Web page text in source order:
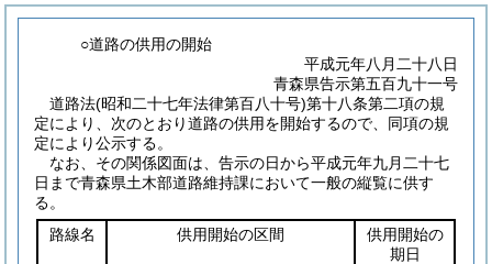
○道路の供用の開始
平成元年八月二十八日
青森県告示第五百九十一号
道路法(昭和二十七年法律第百八十号)第十八条第二項の規
定により、次のとおり道路の供用を開始するので、同項の規
定により公示する。
なお、その関係図面は、告示の日から平成元年九月二十七
日まで青森県土木部道路維持課において一般の縦覧に供す
る。
路線名
供用開始の区間
供用開始の
期日